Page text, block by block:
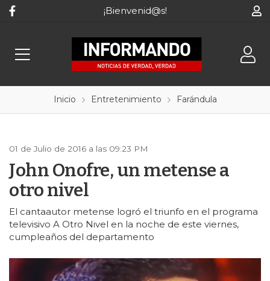
¡Bienvenid@s!
Inicio Entretenimiento Farándula
01 de Julio de 2016 a las 09:23 PM
John Onofre, un metense a
otro nivel
El cantaautor metense logró el triunfo en el programa
televisivo A Otro Nivel en la noche de este viernes,
cumpleaños del departamento